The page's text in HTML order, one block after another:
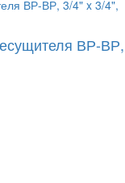
ВР-ВР,